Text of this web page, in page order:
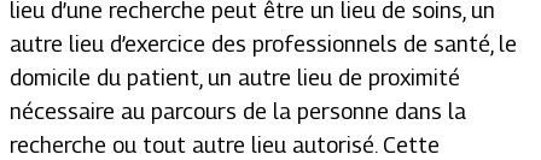
lieu d’une recherche peut être un lieu de soins, un
autre lieu d’exercice des professionnels de santé, le
domicile du patient, un autre lieu de proximité
nécessaire au parcours de la personne dans la
recherche ou tout autre lieu autorisé. Cette